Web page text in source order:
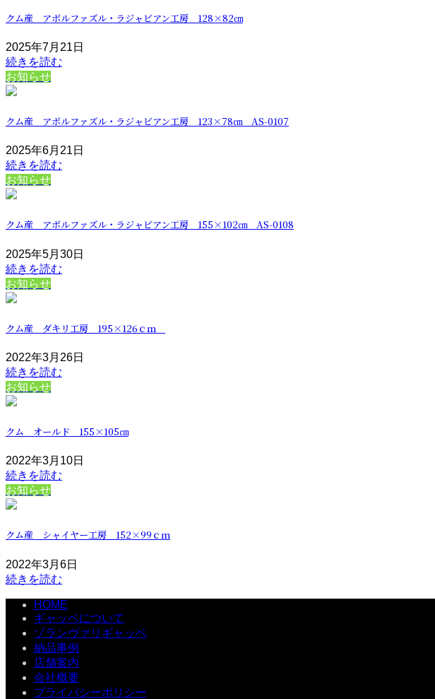
クム産 アボルファズル・ラジャビアン工房 128×82㎝
2025年7月21日
続きを読む
お知らせ
クム産 アボルファズル・ラジャビアン工房 123×78㎝ AS-0107
2025年6月21日
続きを読む
お知らせ
クム産 アボルファズル・ラジャビアン工房 155×102㎝ AS-0108
2025年5月30日
続きを読む
お知らせ
クム産 ダキリ工房 195×126ｃｍ
2022年3月26日
続きを読む
お知らせ
クム オールド 155×105㎝
2022年3月10日
続きを読む
お知らせ
クム産 シャイヤー工房 152×99ｃｍ
2022年3月6日
続きを読む
HOME
ギャッベについて
ゾランヴァリギャッベ
納品事例
店舗案内
会社概要
プライバシーポリシー